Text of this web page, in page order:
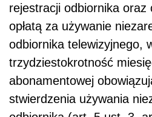
rejestracji odbiornika oraz
opłatą za używanie
odbiornika telewizyjnego,
trzydziestokrotność
abonamentowej
stwierdzenia używania